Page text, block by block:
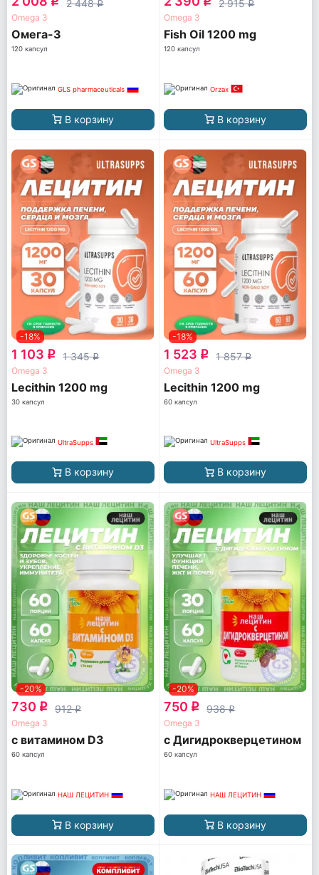
2 448q
Omega 3
Омега-3
120 капсул
GLS pharmaceuticals
В корзину
2 915q
Omega 3
Fish Oil 1200 mg
120 капсул
Orzax
В корзину
-18%
1 103 q 1 345q
Omega 3
Lecithin 1200 mg
30 капсул
UltraSupps
В корзину
-18%
1 523 q 1 857q
Omega 3
Lecithin 1200 mg
60 капсул
UltraSupps
В корзину
-20%
730 q 912q
Omega 3
с витамином D3
60 капсул
НАШ ЛЕЦИТИН
В корзину
-20%
750 q 938q
Omega 3
с Дигидрокверцетином
60 капсул
НАШ ЛЕЦИТИН
В корзину